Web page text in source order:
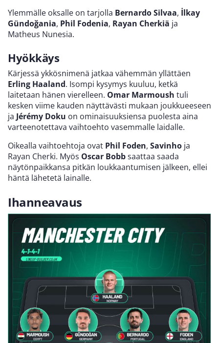
Ylemmälle oksalle on tarjolla Bernardo Silvaa, İlkay
Gündoğania, Phil Fodenia, Rayan Cherkiä ja
Matheus Nunesia.
Hyökkäys
Kärjessä ykkösnimenä jatkaa vähemmän yllättäen
Erling Haaland. Isompi kysymys kuuluu, ketkä
laitetaan hänen vierelleen. Omar Marmoush tuli
kesken viime kauden näyttävästi mukaan joukkueeseen
ja Jérémy Doku on ominaisuuksiensa puolesta aina
varteenotettava vaihtoehto vasemmalle laidalle.
Oikealla vaihtoehtoja ovat Phil Foden, Savinho ja
Rayan Cherki. Myös Oscar Bobbsaattaa saada
näytönpaikkansa pitkän loukkaantumisen jälkeen, ellei
häntä lähetetä lainalle.
Ihanneavaus